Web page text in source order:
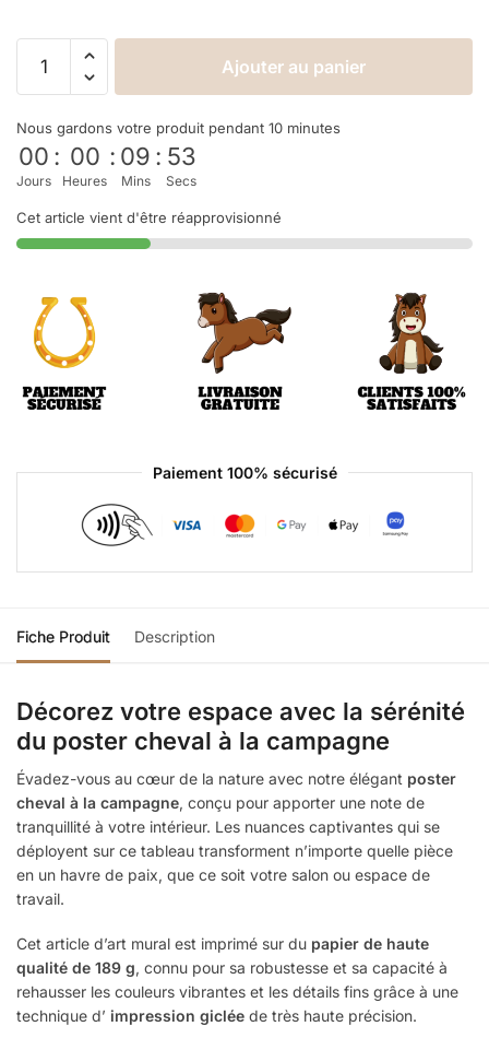
Ajouter au panier
Nous gardons votre produit pendant 10 minutes
00
Jours
: 00
Heures
: 09
Mins
: 53
Secs
Cet article vient d'être réapprovisionné
Paiement 100% sécurisé
Fiche Produit Description
Décorez votre espace avec la sérénité
du poster cheval à la campagne
Évadez-vous au cœur de la nature avec notre élégant poster
cheval à la campagne, conçu pour apporter une note de
tranquillité à votre intérieur. Les nuances captivantes qui se
déployent sur ce tableau transforment n’importe quelle pièce
en un havre de paix, que ce soit votre salon ou espace de
travail.
Cet article d’art mural est imprimé sur du papier de haute
qualité de 189 g, connu pour sa robustesse et sa capacité à
rehausser les couleurs vibrantes et les détails fins grâce à une
technique d’ impression giclée de très haute précision.